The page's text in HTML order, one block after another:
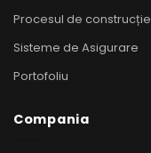
Procesul de construcție
Sisteme de Asigurare
Portofoliu
Compania